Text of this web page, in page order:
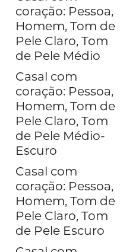
coração: Pessoa,
Homem, Tom de
Pele Claro, Tom
de Pele Médio
Casal com
coração: Pessoa,
Homem, Tom de
Pele Claro, Tom
de Pele Médio-
Escuro
Casal com
coração: Pessoa,
Homem, Tom de
Pele Claro, Tom
de Pele Escuro